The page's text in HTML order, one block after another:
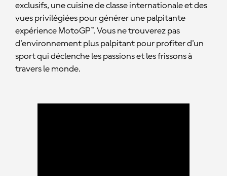
exclusifs, une cuisine de classe internationale et des
vues privilégiées pour générer une palpitante
expérience MotoGP™. Vous ne trouverez pas
d'environnement plus palpitant pour profiter d'un
sport qui déclenche les passions et les frissons à
travers le monde.